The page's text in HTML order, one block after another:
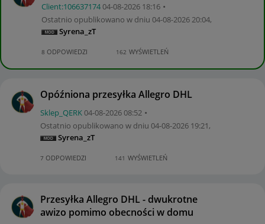
Client:106637174‎04-08-2026 18:16
Ostatnio opublikowano w dniu ‎04-08-202620:04,
Syrena_zT
8 ODPOWIEDZI 162 WYŚWIETLEŃ
Opóźniona przesyłka Allegro DHL
Sklep_QERK‎04-08-202608:52
Ostatnio opublikowano w dniu ‎04-08-2026 19:21,
Syrena_zT
7 ODPOWIEDZI 141 WYŚWIETLEŃ
Przesyłka Allegro DHL - dwukrotne
awizo pomimo obecności w domu